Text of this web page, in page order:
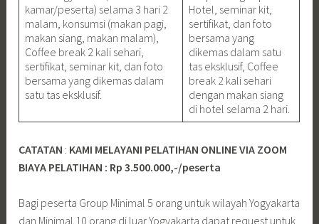
kamar/peserta) selama 3 hari 2
malam, konsumsi (makan pagi,
makan siang, makan malam),
Coffee break 2 kali sehari,
sertifikat, seminar kit, dan foto
bersama yang dikemas dalam
satu tas eksklusif.
Hotel, seminar kit,
sertifikat, dan foto
bersama yang
dikemas dalam satu
tas eksklusif, Coffee
break 2 kali sehari
dengan makan siang
di hotel selama 2 hari.
CATATAN : KAMI MELAYANI PELATIHAN ONLINE VIA ZOOM
BIAYA PELATIHAN : Rp 3.500.000,-/peserta
Bagi peserta Group Minimal 5 orang untuk wilayah Yogyakarta
dan Minimal 10 orang di luar Yogyakarta dapat request untuk